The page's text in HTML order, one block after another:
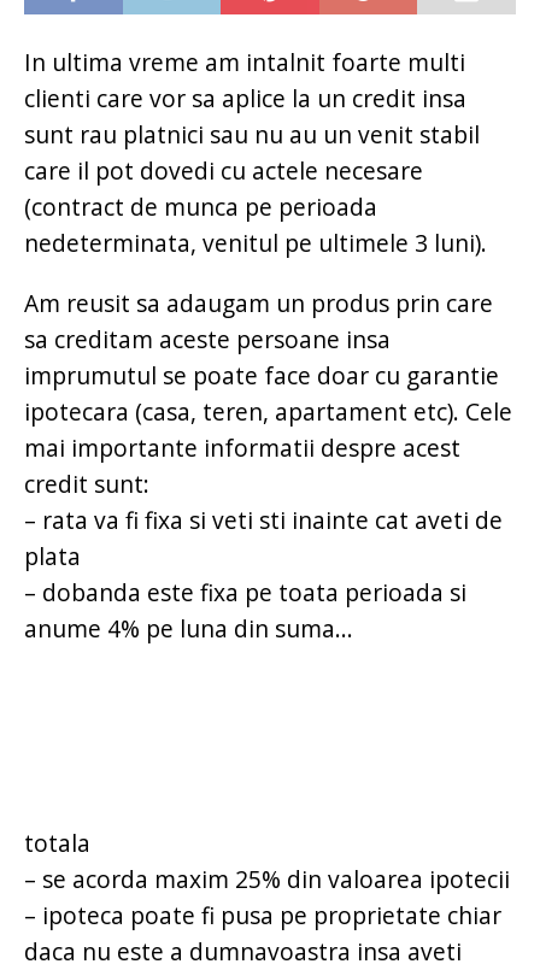
In ultima vreme am intalnit foarte multi
clienti care vor sa aplice la un credit insa
sunt rau platnici sau nu au un venit stabil
care il pot dovedi cu actele necesare
(contract de munca pe perioada
nedeterminata, venitul pe ultimele 3 luni).
Am reusit sa adaugam un produs prin care
sa creditam aceste persoane insa
imprumutul se poate face doar cu garantie
ipotecara (casa, teren, apartament etc). Cele
mai importante informatii despre acest
credit sunt:
– rata va fi fixa si veti sti inainte cat aveti de
plata
– dobanda este fixa pe toata perioada si
anume 4% pe luna din suma...
totala
– se acorda maxim 25% din valoarea ipotecii
– ipoteca poate fi pusa pe proprietate chiar
daca nu este a dumnavoastra insa aveti